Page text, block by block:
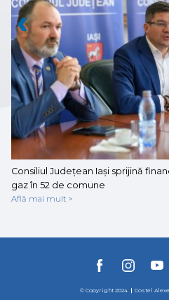
Consiliul Județean Iași sprijină
gaz în 52 de comune
Află mai mult >
© Copyright 2024 Costel Alexe